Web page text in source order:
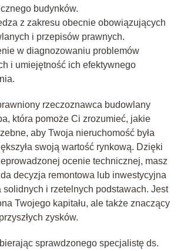
budynków.
z zakresu obecnie obowiązujących
i przepisów prawnych.
w diagnozowaniu problemów
i umiejętność ich efektywnego
rzeczoznawca budowlany
która pomoże Ci zrozumieć, jakie
aby Twoja nieruchomość była
swoją wartość rynkową. Dzięki
ocenie technicznej, masz
decyzja remontowa lub inwestycyjna
solidnych i rzetelnych podstawach. Jest
Twojego kapitału, ale także znaczący
zysków.
sprawdzonego specjalistę ds.